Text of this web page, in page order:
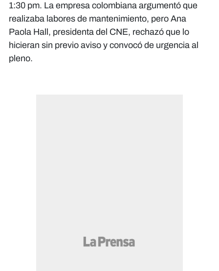
1:30 pm. La empresa colombiana argumentó que
realizaba labores de mantenimiento, pero Ana
Paola Hall, presidenta del CNE, rechazó que lo
hicieran sin previo aviso y convocó de urgencia al
pleno.